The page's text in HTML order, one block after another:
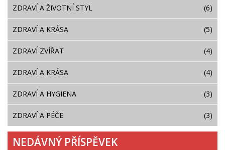
ZDRAVÍ A ŽIVOTNÍ STYL (6)
ZDRAVÍ A KRÁSA (5)
ZDRAVÍ ZVÍŘAT (4)
ZDRAVÍ A KRÁSA (4)
ZDRAVÍ A HYGIENA (3)
ZDRAVÍ A PÉČE (3)
NEDÁVNÝ PŘÍSPĚVEK